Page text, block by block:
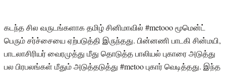
கடந்த சில வருடங்களாக தமிழ் சினிமாவில் #metooo மூமென்ட்
பெரும் சர்ச்சையை ஏற்படுத்தி இருந்தது. பின்னணி பாடகி சின்மயி,
பாடலாசிரியர் வைரமுத்து மீது தொடுத்த பாலியல் புகாரை அடுத்து
பல பிரபலங்கள் மீதும் அடுத்தடுத்து #metoo புகார் வெடித்தது. இந்த